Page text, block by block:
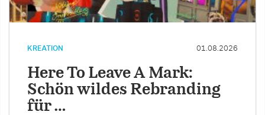
KREATION 01.08.2026
Here To Leave A Mark:
Schön wildes Rebranding
für …